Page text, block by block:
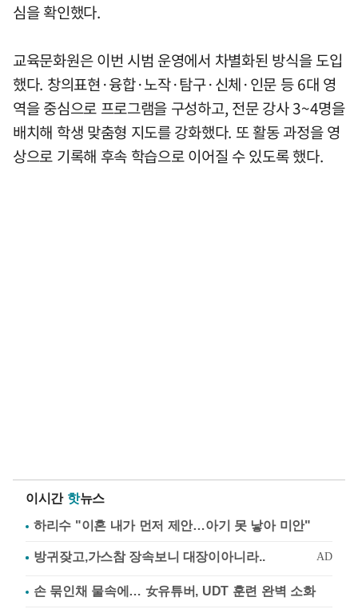
심을 확인했다.
교육문화원은 이번 시범 운영에서 차별화된 방식을 도입
했다. 창의표현·융합·노작·탐구·신체·인문 등 6대 영
역을 중심으로 프로그램을 구성하고, 전문 강사 3~4명을
배치해 학생 맞춤형 지도를 강화했다. 또 활동 과정을 영
상으로 기록해 후속 학습으로 이어질 수 있도록 했다.
이시간 핫뉴스
하리수 "이혼 내가 먼저 제안…아기 못 낳아 미안"
손 묶인채 물속에… 女유튜버, UDT 훈련 완벽 소화